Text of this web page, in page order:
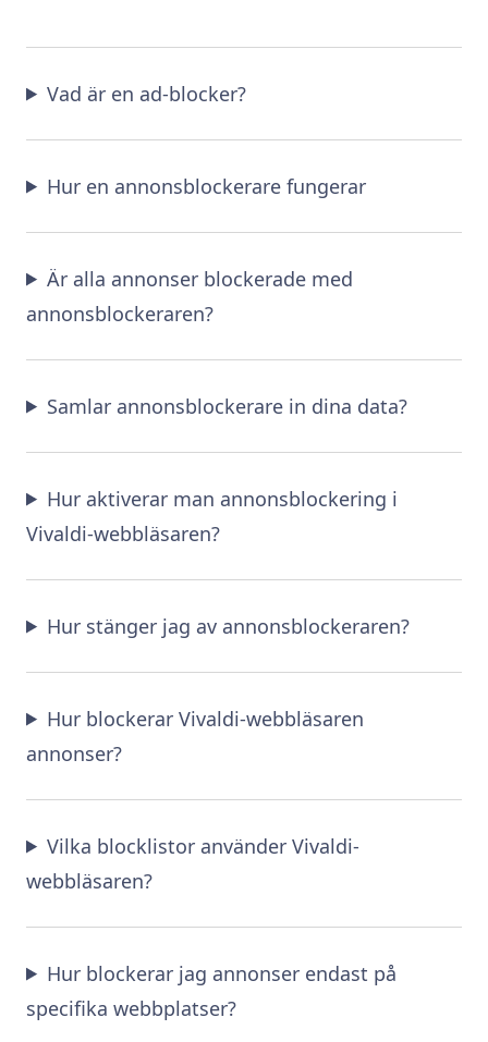
Vad är en ad-blocker?
Hur en annonsblockerare fungerar
Är alla annonser blockerade med
annonsblockeraren?
Samlar annonsblockerare in dina data?
Hur aktiverar man annonsblockering i
Vivaldi-webbläsaren?
Hur stänger jag av annonsblockeraren?
Hur blockerar Vivaldi-webbläsaren
annonser?
Vilka blocklistor använder Vivaldi-
webbläsaren?
Hur blockerar jag annonser endast på
specifika webbplatser?